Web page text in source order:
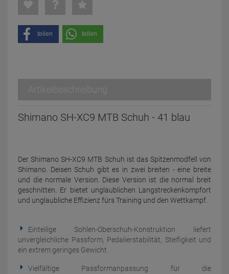
teilen teilen
Artikelbeschreibung
Shimano SH-XC9 MTB Schuh - 41 blau
Der Shimano SH-XC9 MTB Schuh ist das Spitzenmodfell von
Shimano. Deisen Schuh gibt es in zwei breiten - eine breite
und die normale Version. Diese Version ist die normal breit
geschnitten. Er bietet unglaublichen Langstreckenkompfort
und unglaubliche Effizienz fürs Training und den Wettkampf.
Einteilige Sohlen-Oberschuh-Konstruktion liefert
unvergleichliche Passform, Pedalierstabilität, Steifigkeit und
ein extrem geringes Gewicht
Vielfältige Passformanpassung für die